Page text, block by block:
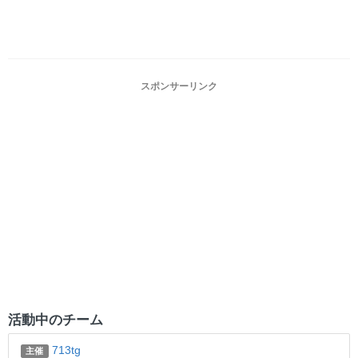
スポンサーリンク
活動中のチーム
主催 713tg